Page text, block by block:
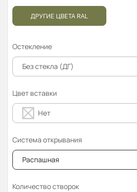
ДРУГИЕ ЦВЕТА RAL
Остекление
Без стекла (ДГ)
Цвет вставки
Нет
Система открывания
Распашная
Количество створок